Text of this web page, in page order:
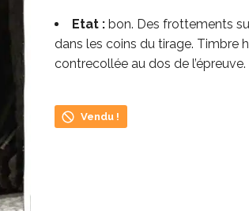
Etat : bon. Des frottements
dans les coins du tirage. Timbre
contrecollée au dos de l’épreuve.
Vendu !